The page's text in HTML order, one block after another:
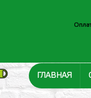
ГЛАВНАЯ